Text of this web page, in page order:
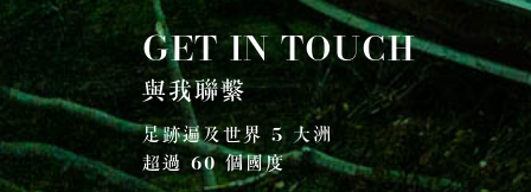
GET IN TOUCH
與我聯繫
足跡遍及世界 5 大洲
超過 60 個國度